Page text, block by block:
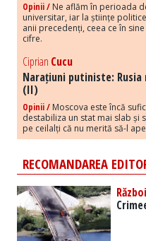
Opinii / Ne aflăm în perioada
universitar, iar la științe
anii precedenți, ceea ce în
cifre.
Ciprian Cucu
Narațiuni putiniste: Rusia
(II)
Opinii / Moscova este încă
destabiliza un stat mai slab și
pe ceilalți că nu merită să-l
RECOMANDAREA